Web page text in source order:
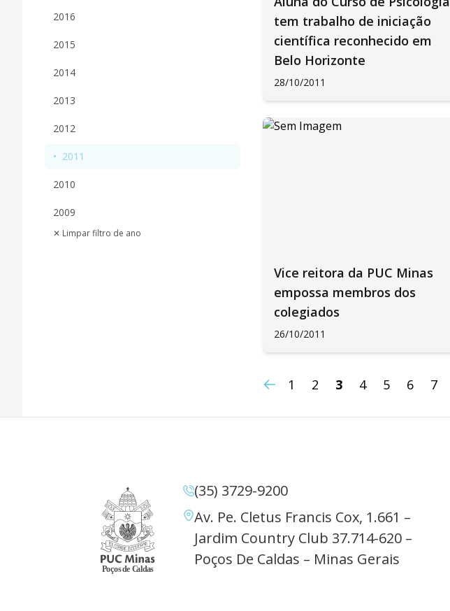
2016
2015
2014
2013
2012
• 2011
2010
2009
✕ Limpar filtro de ano
tem trabalho de iniciação
científica reconhecido em
Belo Horizonte
28/10/2011
Vice reitora da PUC Minas
empossa membros dos
colegiados
26/10/2011
1 2 3 4 5 6 7
(35) 3729-9200
Av. Pe. Cletus Francis Cox, 1.661 –
Jardim Country Club 37.714-620 –
Poços De Caldas – Minas Gerais